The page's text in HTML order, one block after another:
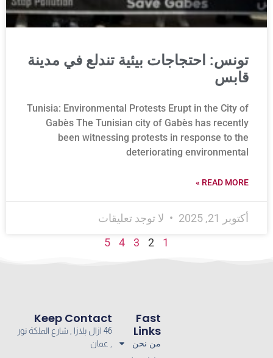
تونس: احتجاجات بيئية تندلع في مدينة
قابس
Tunisia: Environmental Protests Erupt in the City of
Gabès The Tunisian city of Gabès has recently
been witnessing protests in response to the
deteriorating environmental
READ MORE »
أكتوبر 21, 2025
لا توجد تعليقات
1
2
3
4
5
Fast
Links
من نحن
Keep Contact
46 ازال بلازا , شارع الملكة نور
, عمان